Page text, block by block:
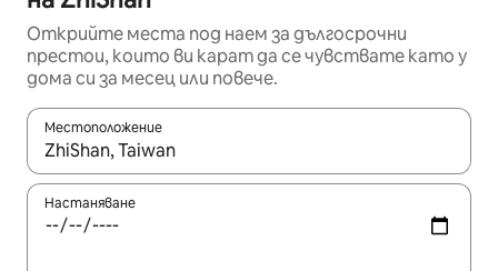
Открийте места под наем за дългосрочни
престои, които ви карат да се чувствате като у
дома си за месец или повече.
Местоположение
Когато резултатите се покажат, използвайте
Настаняване